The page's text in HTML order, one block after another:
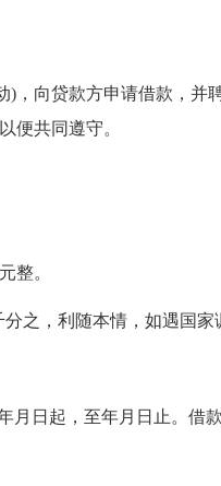
)，向贷款方申请借款，并
便共同遵守。
整。
之，利随本情，如遇国家
月日起，至年月日止。借